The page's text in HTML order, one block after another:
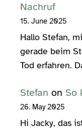
Nachruf
15. June 2025
Hallo Stefan,
gerade beim
Tod erfahren.
Stefan on So
26. May 2025
Hi Jacky, das